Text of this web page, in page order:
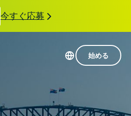
今すぐ応募
始める